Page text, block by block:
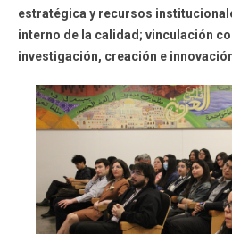
estratégica y recursos
interno de la calidad; vinculación
investigación, creación e